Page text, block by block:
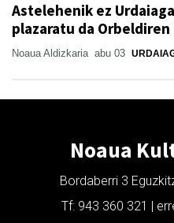
Astelehenik ez
plazaratu da
Noaua Aldizkaria abu 03
Noaua
Bordaberri 3
Tf: 943 360 321 |